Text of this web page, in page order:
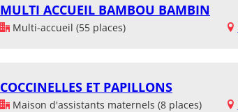
MULTI ACCUEIL BAMBOU BAMBIN
Multi-accueil (55 places)
COCCINELLES ET PAPILLONS
Maison d'assistants maternels (8 places)